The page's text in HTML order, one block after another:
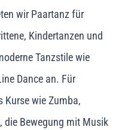
wir Paartanz für
Kindertanzen und
Tanzstile wie
Dance an. Für
Kurse wie Zumba,
die Bewegung mit Musik